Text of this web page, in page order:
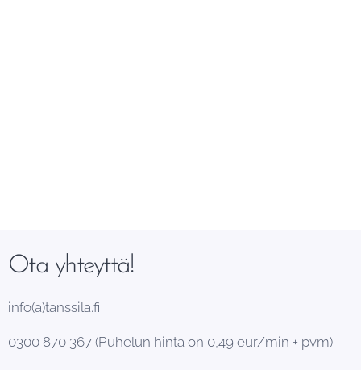
Ota yhteyttä!
info(a)tanssila.fi
0300 870 367 (Puhelun hinta on 0,49 eur/min + pvm)